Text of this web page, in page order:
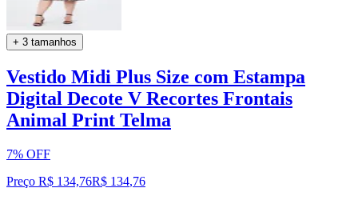
+ 3 tamanhos
Vestido Midi Plus Size com Estampa
Digital Decote V Recortes Frontais
Animal Print Telma
7% OFF
Preço R$ 134,76R$ 134,76